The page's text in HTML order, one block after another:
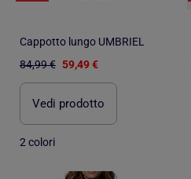
Cappotto lungo UMBRIEL
84,99 € 59,49 €
Vedi prodotto
2 colori